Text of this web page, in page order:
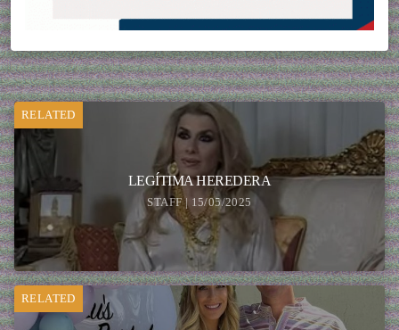
RELATED
LEGÍTIMA HEREDERA
STAFF | 15/05/2025
RELATED